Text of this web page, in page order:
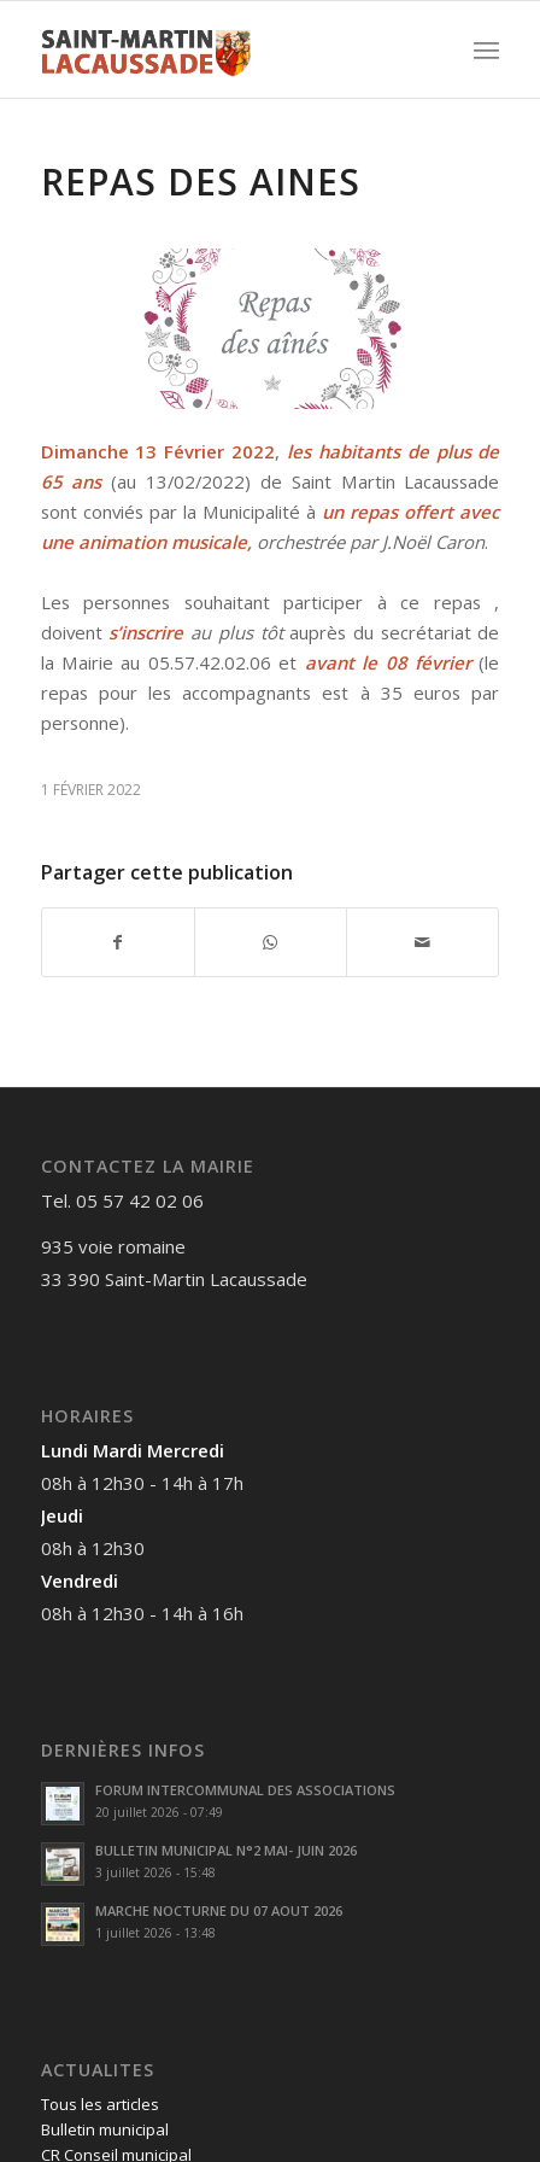
REPAS DES AINES
Dimanche 13 Février 2022, les habitants de plus de
65 ans(au 13/02/2022) de Saint Martin Lacaussade
sont conviés par la Municipalité à un repas offert avec
une animation musicale, orchestrée par J.Noël Caron.
Les personnes souhaitant participer à ce repas ,
doivent s’inscrireau plus tôt auprès du secrétariat de
la Mairie au 05.57.42.02.06 et avant le 08 février(le
repas pour les accompagnants est à 35 euros par
personne).
1 FÉVRIER 2022
Partager cette publication
CONTACTEZ LA MAIRIE
Tel. 05 57 42 02 06
935 voie romaine
33 390 Saint-Martin Lacaussade
HORAIRES
Lundi Mardi Mercredi
08h à 12h30 - 14h à 17h
Jeudi
08h à 12h30
Vendredi
08h à 12h30 - 14h à 16h
DERNIÈRES INFOS
FORUM INTERCOMMUNAL DES ASSOCIATIONS
20 juillet 2026 - 07:49
BULLETIN MUNICIPAL N°2 MAI- JUIN 2026
3 juillet 2026 - 15:48
MARCHE NOCTURNE DU 07 AOUT 2026
1 juillet 2026 - 13:48
ACTUALITES
Tous les articles
Bulletin municipal
CR Conseil municipal